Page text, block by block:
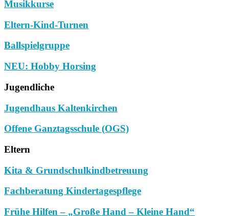
Musikkurse
Eltern-Kind-Turnen
Ballspielgruppe
NEU: Hobby Horsing
Jugendliche
Jugendhaus Kaltenkirchen
Offene Ganztagsschule (OGS)
Eltern
Kita & Grundschulkindbetreuung
Fachberatung Kindertagespflege
Frühe Hilfen – „Große Hand – Kleine Hand“